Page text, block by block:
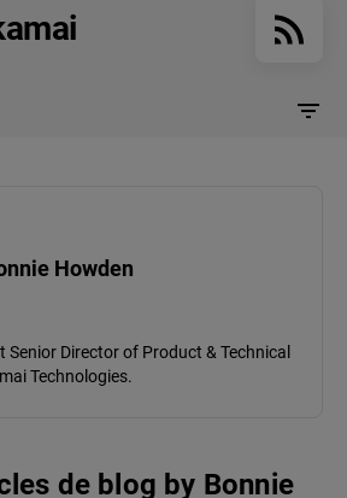
Howden
Senior Director of Product & Technical
Technologies.
de blog by Bonnie